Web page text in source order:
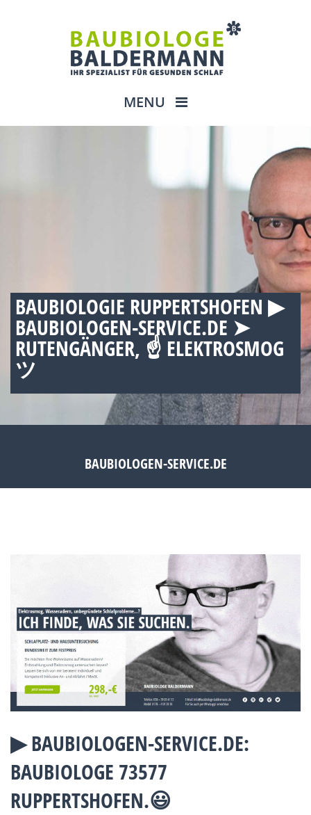
MENU
BAUBIOLOGIE RUPPERTSHOFEN ▶︎
BAUBIOLOGEN-SERVICE.DE ➤
RUTENGÄNGER, ☝ ELEKTROSMOG
ツ
BAUBIOLOGEN-SERVICE.DE
▶︎ BAUBIOLOGEN-SERVICE.DE:
BAUBIOLOGE 73577
RUPPERTSHOFEN.😃